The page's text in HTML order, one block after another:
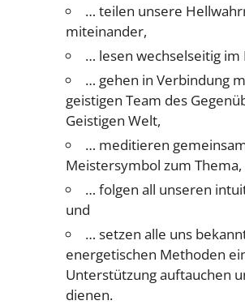
… teilen unsere
miteinander,
… lesen wechselseitig im
… gehen in Verbindung
geistigen Team des
Geistigen Welt,
… meditieren
Meistersymbol zum Thema,
… folgen all unseren
und
… setzen alle uns
energetischen Methoden
Unterstützung auftauchen
dienen.